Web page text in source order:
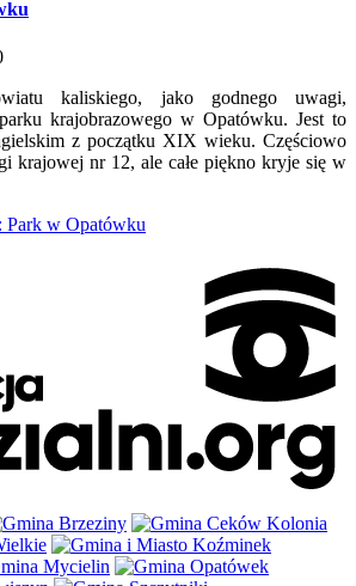
kaliskiego, jako godnego uwagi,
krajobrazowego w Opatówku. Jest to
z początku XIX wieku. Częściowo
krajowej nr 12, ale całe piękno kryje się w
Park w Opatówku